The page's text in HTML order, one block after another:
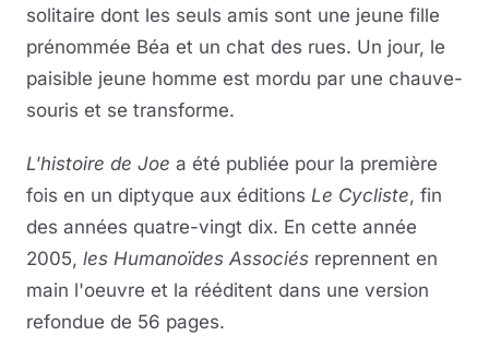
solitaire dont les seuls amis sont une jeune fille
prénommée Béa et un chat des rues. Un jour, le
paisible jeune homme est mordu par une chauve-
souris et se transforme.
L'histoire de Joe a été publiée pour la première
fois en un diptyque aux éditions Le Cycliste, fin
des années quatre-vingt dix. En cette année
2005, les Humanoïdes Associés reprennent en
main l'oeuvre et la rééditent dans une version
refondue de 56 pages.